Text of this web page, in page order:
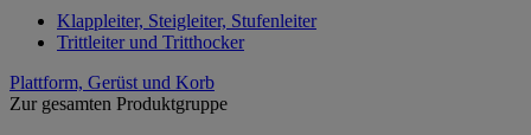
Klappleiter, Steigleiter, Stufenleiter
Trittleiter und Tritthocker
Plattform, Gerüst und Korb
Zur gesamten Produktgruppe